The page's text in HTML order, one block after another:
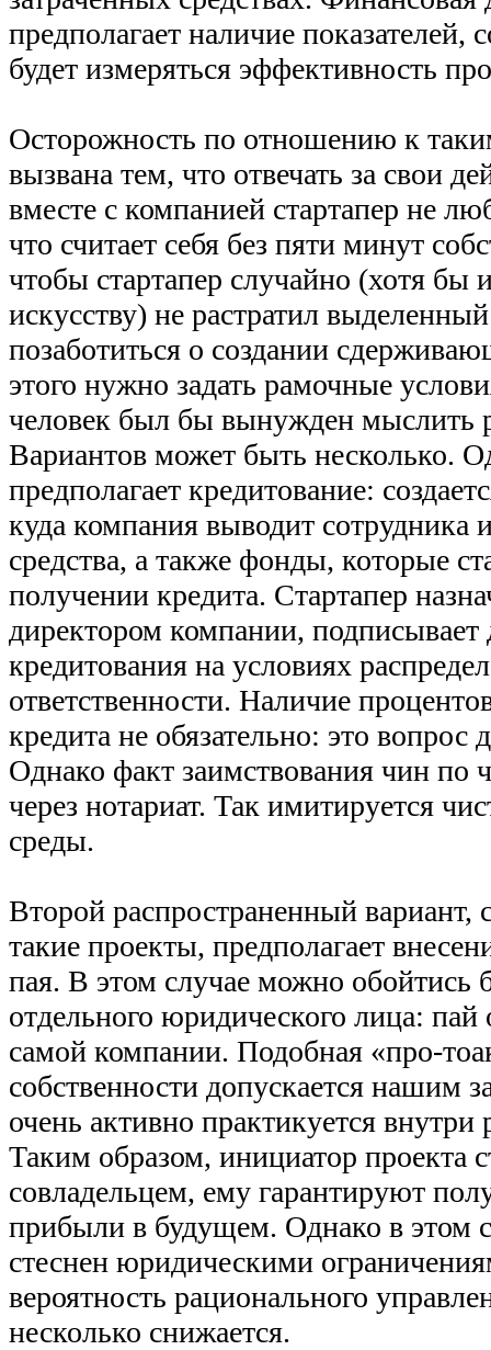
предполагает наличие показателей,
будет измеряться эффективность
Осторожность по отношению к
вызвана тем, что отвечать за свои
вместе с компанией стартапер не
что считает себя без пяти минут
чтобы стартапер случайно (хотя бы
искусству) не растратил
позаботиться о создании
этого нужно задать рамочные
человек был бы вынужден мыслить
Вариантов может быть несколько.
предполагает кредитование:
куда компания выводит сотрудника
средства, а также фонды, которые
получении кредита. Стартапер
директором компании,
кредитования на условиях
ответственности. Наличие
кредита не обязательно: это вопрос
Однако факт заимствования чин по
через нотариат. Так имитируется
среды.
Второй распространенный
такие проекты, предполагает
пая. В этом случае можно обойтись
отдельного юридического лица:
самой компании. Подобная «про-
собственности допускается нашим
очень активно практикуется
Таким образом, инициатор проекта
совладельцем, ему гарантируют
прибыли в будущем. Однако в этом
стеснен юридическими
вероятность рационального
несколько снижается.